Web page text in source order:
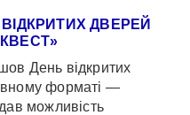
ДВЕРЕЙ
День відкритих
форматі —
можливість